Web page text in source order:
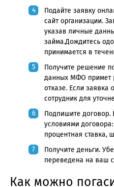
Подайте заявку
сайт организации.
указав личные
займа.Дождитесь
принимается в
Получите решение
данных МФО примет
отказе. Если заявка
сотрудник для
Подпишите договор.
условиями
процентная ставка,
Получите деньги.
переведена на ваш
Как можно